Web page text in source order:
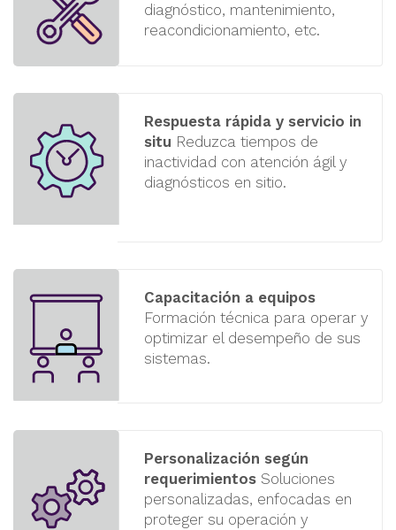
diagnóstico, mantenimiento,
reacondicionamiento, etc.
Respuesta rápida y servicio in
situ Reduzca tiempos de
inactividad con atención ágil y
diagnósticos en sitio.
Capacitación a equipos
Formación técnica para operar y
optimizar eldesempeño de sus
sistemas.
Personalización según
requerimientos Soluciones
personalizadas, enfocadas en
proteger su operación y